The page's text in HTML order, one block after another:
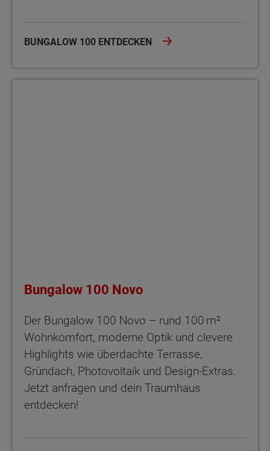
BUNGALOW 100 ENTDECKEN
Bungalow 100 Novo
Der Bungalow 100 Novo – rund 100 m²
Wohnkomfort, moderne Optik und clevere
Highlights wie überdachte Terrasse,
Gründach, Photovoltaik und Design-Extras.
Jetzt anfragen und dein Traumhaus
entdecken!